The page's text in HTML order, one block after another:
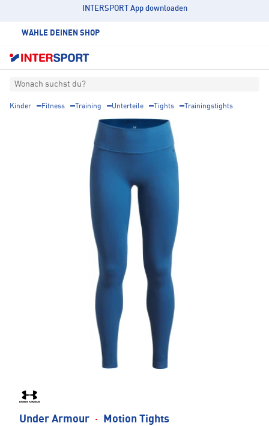
INTERSPORT App downloaden
WÄHLE DEINEN SHOP
Wonach suchst du?
Kinder Fitness Training Unterteile Tights Trainingstights
Under Armour · Motion Tights